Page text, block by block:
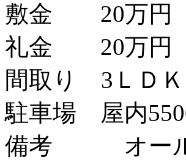
敷金 20万円
礼金 20万円
間取り 3ＬＤＫ
駐車場 屋内
備考 オール電